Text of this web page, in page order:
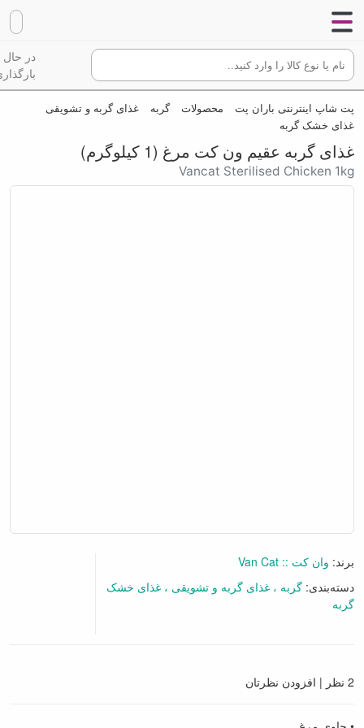
در حال
پت شاپ اینترنتی باران پت محصولات گربه
غذای گربه و تشویقی
غذای خشک گربه
غذای گربه عقیم ون کت مرغ (1 کیلوگرم)
Vancat Sterilised Chicken 1kg
برند: وان کت :: Van Cat
دسته‌بندی: گربه غذای گربه و تشویقی
غذای خشک
گربه
2 نظر | افزودن نظرتان